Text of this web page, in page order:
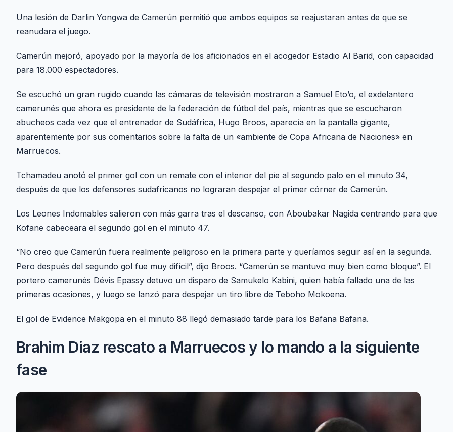
Una lesión de Darlin Yongwa de Camerún permitió que ambos equipos se reajustaran antes de que se
reanudara el juego.
Camerún mejoró, apoyado por la mayoría de los aficionados en el acogedor Estadio Al Barid, con capacidad
para 18.000 espectadores.
Se escuchó un gran rugido cuando las cámaras de televisión mostraron a Samuel Eto’o, el exdelantero
camerunés que ahora es presidente de la federación de fútbol del país, mientras que se escucharon
abucheos cada vez que el entrenador de Sudáfrica, Hugo Broos, aparecía en la pantalla gigante,
aparentemente por sus comentarios sobre la falta de un «ambiente de Copa Africana de Naciones» en
Marruecos.
Tchamadeu anotó el primer gol con un remate con el interior del pie al segundo palo en el minuto 34,
después de que los defensores sudafricanos no lograran despejar el primer córner de Camerún.
Los Leones Indomables salieron con más garra tras el descanso, con Aboubakar Nagida centrando para que
Kofane cabeceara el segundo gol en el minuto 47.
“No creo que Camerún fuera realmente peligroso en la primera parte y queríamos seguir así en la segunda.
Pero después del segundo gol fue muy difícil”, dijo Broos. “Camerún se mantuvo muy bien como bloque”. El
portero camerunés Dévis Epassy detuvo un disparo de Samukelo Kabini, quien había fallado una de las
primeras ocasiones, y luego se lanzó para despejar un tiro libre de Teboho Mokoena.
El gol de Evidence Makgopa en el minuto 88 llegó demasiado tarde para los Bafana Bafana.
Brahim Diaz rescato a Marruecos y lo mando a la siguiente
fase